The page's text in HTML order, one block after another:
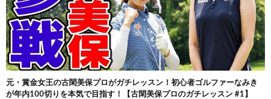
元・賞金女王の古閑美保プロがガチレッスン！初心者ゴルファーなみき
が年内100切りを本気で目指す！【古閑美保プロのガチレッスン #1】